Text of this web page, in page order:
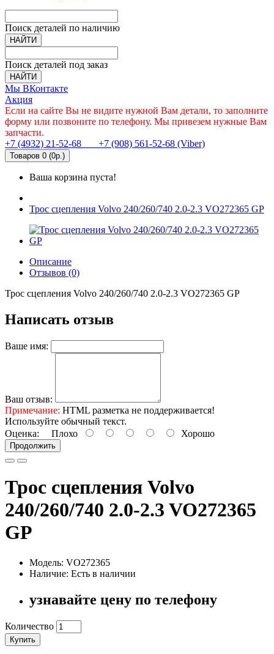
Поиск деталей по наличию
НАЙТИ
Поиск деталей под заказ
НАЙТИ
Мы ВКонтакте
Акция
Если на сайте Вы не видите нужной Вам детали, то заполните
форму или позвоните по телефону. Мы привезем нужные Вам
запчасти.
+7 (4932) 21-52-68
+7 (908) 561-52-68 (Viber)
Товаров 0 (0р.)
Ваша корзина пуста!
Трос сцепления Volvo 240/260/740 2.0-2.3 VO272365 GP
Описание
Отзывов (0)
Трос сцепления Volvo 240/260/740 2.0-2.3 VO272365 GP
Написать отзыв
Ваше имя:
Ваш отзыв:
Примечание: HTML разметка не поддерживается!
Используйте обычный текст.
Оценка: Плохо Хорошо
Продолжить
Трос сцепления Volvo
240/260/740 2.0-2.3 VO272365
GP
Модель: VO272365
Наличие: Есть в наличии
узнавайте цену по телефону
Количество
Купить